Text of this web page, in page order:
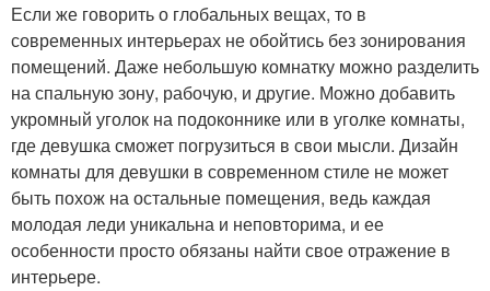
Если же говорить о глобальных вещах, то в
современных интерьерах не обойтись без зонирования
помещений. Даже небольшую комнатку можно разделить
на спальную зону, рабочую, и другие. Можно добавить
укромный уголок на подоконнике или в уголке комнаты,
где девушка сможет погрузиться в свои мысли. Дизайн
комнаты для девушки в современном стиле не может
быть похож на остальные помещения, ведь каждая
молодая леди уникальна и неповторима, и ее
особенности просто обязаны найти свое отражение в
интерьере.